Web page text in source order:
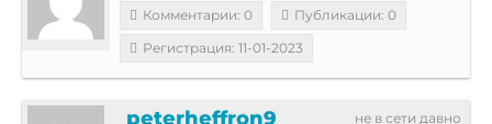
Комментарии: 0
Публикации: 0
Регистрация: 11-01-2023
не в сети давно
peterheffron9